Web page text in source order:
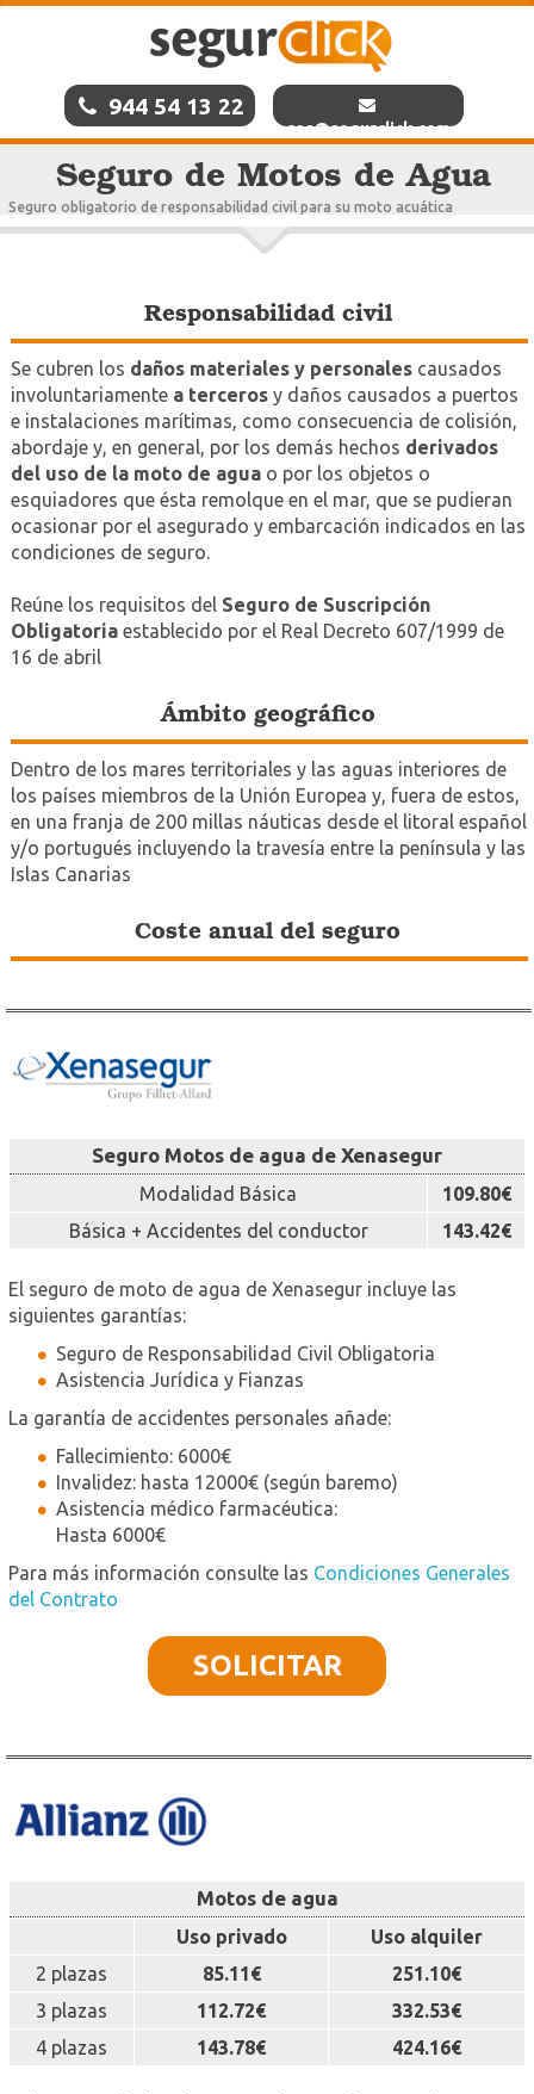
944 54 13 22
res@segurclick.com
Seguro de Motos de Agua
Seguro obligatorio de responsabilidad civil para su moto acuática
Responsabilidad civil
Se cubren los daños materiales y personales causados
involuntariamente a terceros y daños causados a puertos
e instalaciones marítimas, como consecuencia de colisión,
abordaje y, en general, por los demás hechos derivados
del uso de la moto de agua o por los objetos o
esquiadores que ésta remolque en el mar, que se pudieran
ocasionar por el asegurado y embarcación indicados en las
condiciones de seguro.
Reúne los requisitos del Seguro de Suscripción
Obligatoria establecido por el Real Decreto 607/1999 de
16 de abril
Ámbito geográfico
Dentro de los mares territoriales y las aguas interiores de
los países miembros de la Unión Europea y, fuera de estos,
en una franja de 200 millas náuticas desde el litoral español
y/o portugués incluyendo la travesía entre la península y las
Islas Canarias
Coste anual del seguro
Seguro Motos de agua de Xenasegur
Modalidad Básica
109.80€
Básica + Accidentes del conductor
143.42€
El seguro de moto de agua de Xenasegur incluye las
siguientes garantías:
Seguro de Responsabilidad Civil Obligatoria
Asistencia Jurídica y Fianzas
La garantía de accidentes personales añade:
Fallecimiento: 6000€
Invalidez: hasta 12000€ (según baremo)
Asistencia médico farmacéutica:
Hasta 6000€
Para más información consulte las Condiciones Generales
del Contrato
SOLICITAR
Motos de agua
Uso privado
Uso alquiler
2 plazas
85.11€
251.10€
3 plazas
112.72€
332.53€
4 plazas
143.78€ 424.16€